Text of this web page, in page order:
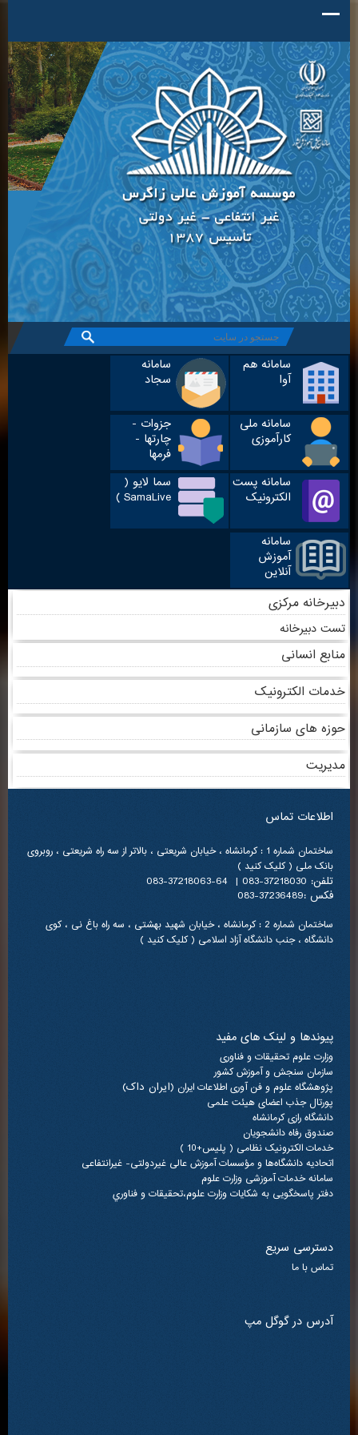
سامانه هم
آوا
سامانه
سجاد
سامانه ملی
کارآموزی
جزوات -
چارتها -
فرمها
سامانه پست
الکترونیک
سما لایو (
SamaLive )
سامانه
آموزش
آنلاین
دبیرخانه مرکزی
تست دبیرخانه
منابع انسانی
خدمات الکترونیک
حوزه های سازمانی
مدیریت
اطلاعات تماس
ساختمان شماره 1 : کرمانشاه ، خیابان شریعتی ، بالاتر از سه راه شریعتی ، روبروی
بانک ملی ( کلیک کنید )
تلفن: 37218030-083 | 64-37218063-083
فکس :37236489-083
ساختمان شماره 2 : کرمانشاه ، خیابان شهید بهشتی ، سه راه باغ نی ، کوی
دانشگاه ، جنب دانشگاه آزاد اسلامی ( کلیک کنید )
پیوندها و لینک های مفید
وزارت علوم تحقیقات و فناوری
سازمان سنجش و آموزش کشور
پژوهشگاه علوم و فن آوری اطلاعات ایران (ایران داک)
پورتال جذب اعضای هیئت علمی
دانشگاه رازی کرمانشاه
صندوق رفاه دانشجویان
خدمات الکترونیک نظامی ( پلیس+10 )
اتحادیه دانشگاه‌ها و مؤسسات آموزش عالی غیردولتی- غیرانتفاعی
سامانه خدمات آموزشی وزارت علوم
دفتر پاسخگویی به شکایات وزارت علوم،تحقيقات و فناوري
دسترسی سریع
تماس با ما
آدرس در گوگل مپ